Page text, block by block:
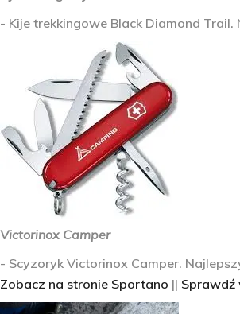
- Kije trekkingowe Black Diamond
Victorinox Camper
- Scyzoryk Victorinox Camper.
Zobacz na stronie Sportano || Sprawdź